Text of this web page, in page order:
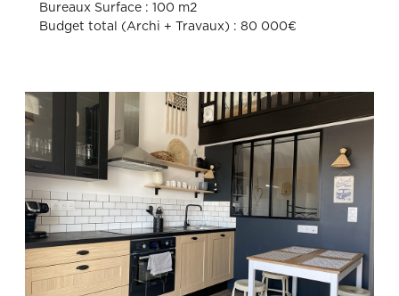
Bureaux Surface : 100 m2
Budget total (Archi + Travaux) : 80 000€